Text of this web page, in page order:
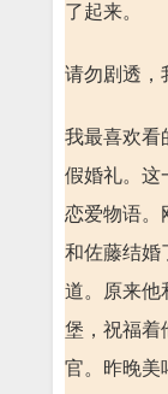
了起来。
请勿剧透，
我最喜欢看
假婚礼。这
恋爱物语。
和佐藤结婚
道。原来他
堡，祝福着
官。昨晚美